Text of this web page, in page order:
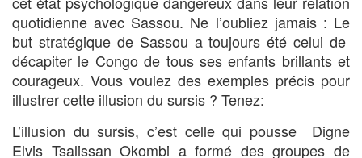
quotidienne avec Sassou. Ne l’oubliez jamais : Le
but stratégique de Sassou a toujours été celui de
décapiter le Congo de tous ses enfants brillants et
courageux. Vous voulez des exemples précis pour
illustrer cette illusion du sursis ? Tenez:
L’illusion du sursis, c’est celle qui pousse Digne
Elvis Tsalissan Okombi a formé des groupes de